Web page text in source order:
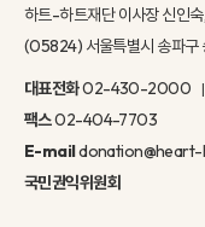
하트-하트재단 이사장 신인
(05824) 서울특별시 송파구
대표전화02-430-2000
팩스02-404-7703
E-mail
국민권익위원회